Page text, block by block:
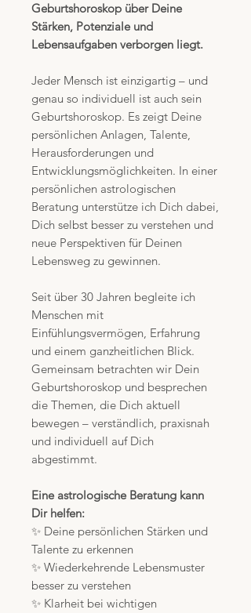
Geburtshoroskop über Deine
Stärken, Potenziale und
Lebensaufgaben verborgen liegt.
Jeder Mensch ist einzigartig – und
genau so individuell ist auch sein
Geburtshoroskop. Es zeigt Deine
persönlichen Anlagen, Talente,
Herausforderungen und
Entwicklungsmöglichkeiten. In einer
persönlichen astrologischen
Beratung unterstütze ich Dich dabei,
Dich selbst besser zu verstehen und
neue Perspektiven für Deinen
Lebensweg zu gewinnen.
Seit über 30 Jahren begleite ich
Menschen mit
Einfühlungsvermögen, Erfahrung
und einem ganzheitlichen Blick.
Gemeinsam betrachten wir Dein
Geburtshoroskop und besprechen
die Themen, die Dich aktuell
bewegen – verständlich, praxisnah
und individuell auf Dich
abgestimmt.
Eine astrologische Beratung kann
Dir helfen:
✨ Deine persönlichen Stärken und
Talente zu erkennen
✨ Wiederkehrende Lebensmuster
besser zu verstehen
✨ Klarheit bei wichtigen